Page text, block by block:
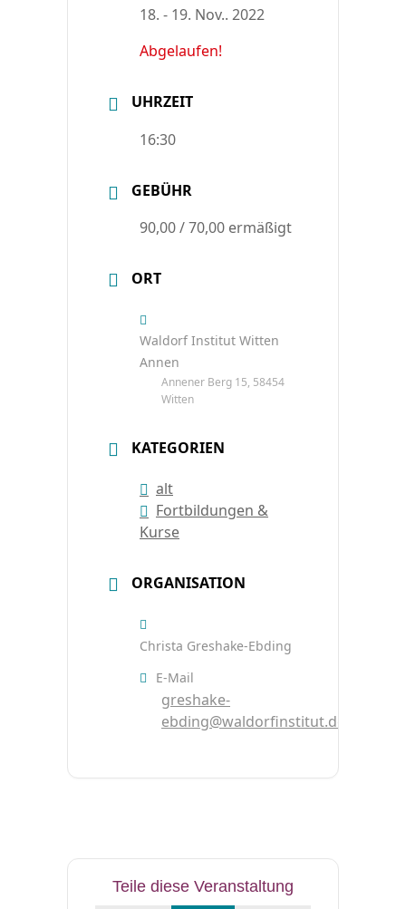
18. - 19. Nov.. 2022
Abgelaufen!
UHRZEIT
16:30
GEBÜHR
90,00 / 70,00 ermäßigt
ORT
Waldorf Institut Witten
Annen
Annener Berg 15, 58454
Witten
KATEGORIEN
alt
Fortbildungen &
Kurse
ORGANISATION
Christa Greshake-Ebding
E-Mail
greshake-
ebding@waldorfinstitut.de
Teile diese Veranstaltung